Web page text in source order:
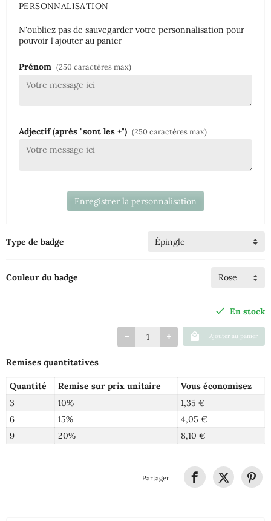
PERSONNALISATION
N'oubliez pas de sauvegarder votre personnalisation pour
pouvoir l'ajouter au panier
Prénom (250 caractères max)
Adjectif (aprés "sont les +") (250 caractères max)
Enregistrer la personnalisation
Type de badge
Couleur du badge
En stock
Ajouter au panier
Remises quantitatives
Quantité Remise sur prix unitaire
Vous économisez
3
10%
1,35 €
6
15%
4,05 €
9
20% 8,10 €
Partager